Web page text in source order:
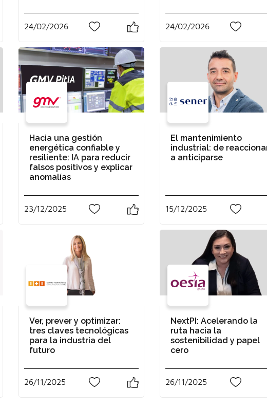
24/02/2026 24/02/2026
Hacia una gestión
energética confiable y
resiliente: IA para reducir
falsos positivos y explicar
anomalías
23/12/2025
El mantenimiento
industrial: de
a anticiparse
15/12/2025
Ver, prever y optimizar:
tres claves tecnológicas
para la industria del
futuro
26/11/2025
NextPI: Acelerando la
ruta hacia la
sostenibilidad y papel
cero
26/11/2025